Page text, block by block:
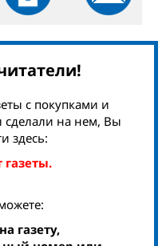
с покупками и
сделали на нем, Вы
здесь:
газеты.
газету,